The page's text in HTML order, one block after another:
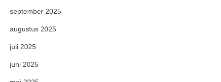
september 2025
augustus 2025
juli 2025
juni 2025